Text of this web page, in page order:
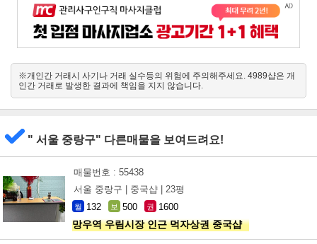
※개인간 거래시 사기나 거래 실수등의 위험에 주의해주세요. 4989샵은 개
인간 거래로 발생한 결과에 책임을 지지 않습니다.
" 서울 중랑구" 다른매물을 보여드려요!
매물번호 : 55438
서울 중랑구 |
중국샵 | 23평
월 132 보 500 권 1600
망우역 우림시장 인근 먹자상권 중국샵